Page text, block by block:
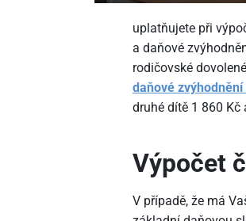
uplatňujete při
a daňové
rodičovské
daňové
druhé dítě 1 860 Kč
Výpočet
V případě, že má